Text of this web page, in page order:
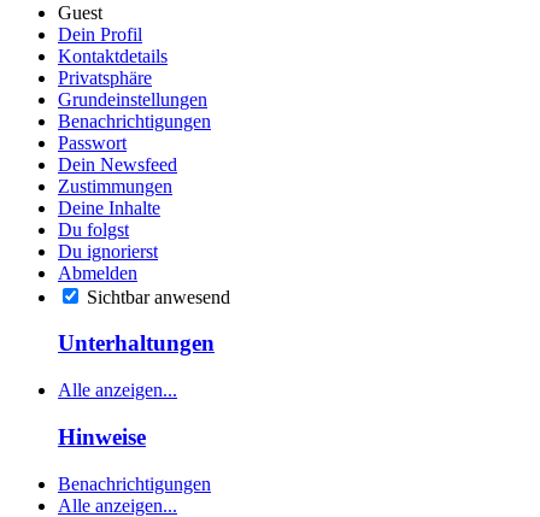
Guest
Dein Profil
Kontaktdetails
Privatsphäre
Grundeinstellungen
Benachrichtigungen
Passwort
Dein Newsfeed
Zustimmungen
Deine Inhalte
Du folgst
Du ignorierst
Abmelden
Sichtbar anwesend
Unterhaltungen
Alle anzeigen...
Hinweise
Benachrichtigungen
Alle anzeigen...